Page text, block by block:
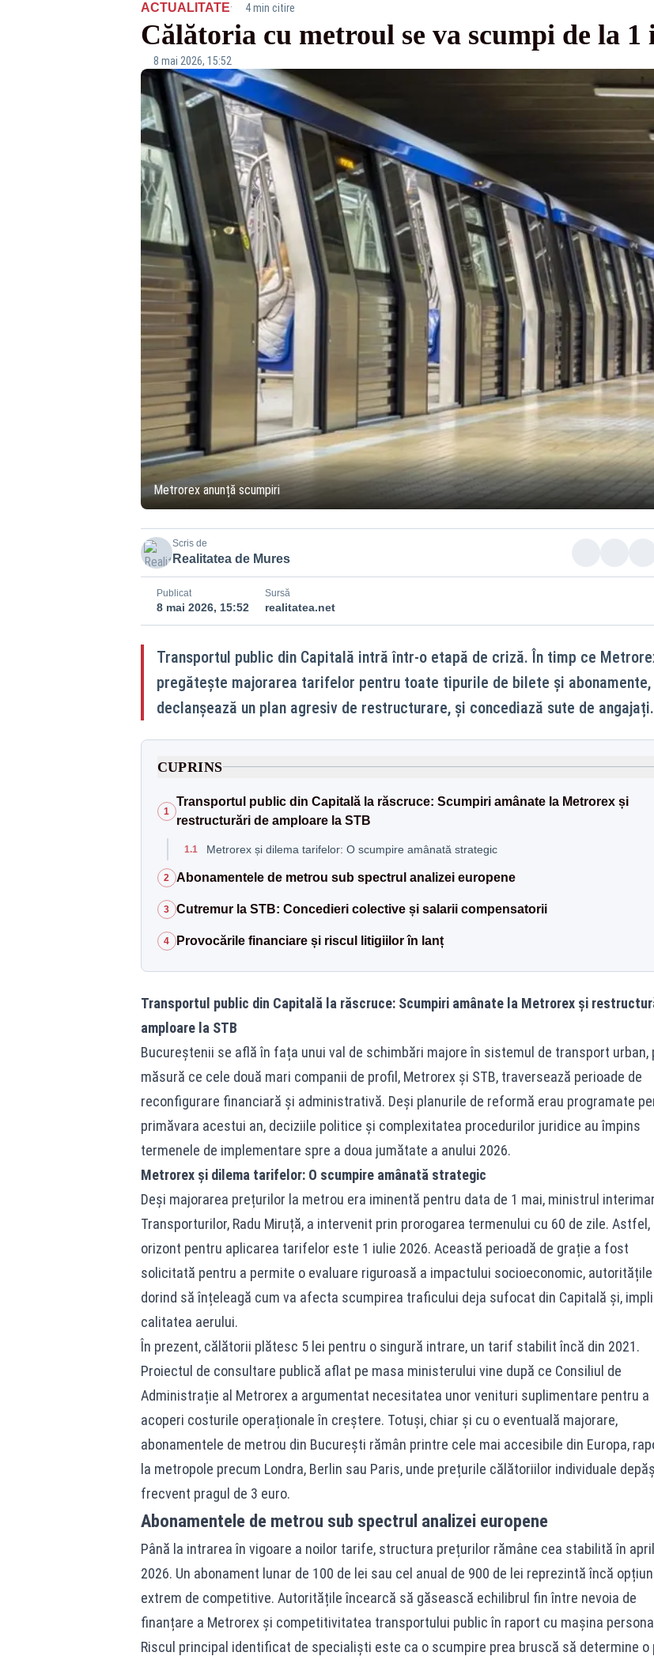
ACTUALITATE· 4 min citire
Călătoria cu metroul se va scumpi de la 1
8 mai 2026, 15:52
Metrorex anunță scumpiri
Scris de
Realitatea de Mures
Publicat
8 mai 2026, 15:52
Sursă
realitatea.net
Transportul public din Capitală intră într-o etapă de criză. În timp ce
pregătește majorarea tarifelor pentru toate tipurile de bilete și abonamente,
declanșează un plan agresiv de restructurare, și concediază sute de angajați.
CUPRINS
1
Transportul public din Capitală la răscruce: Scumpiri amânate la Metrorex și
restructurări de amploare la STB
1.1 Metrorex și dilema tarifelor: O scumpire amânată strategic
2 Abonamentele de metrou sub spectrul analizei europene
3 Cutremur la STB: Concedieri colective și salarii compensatorii
4 Provocările financiare și riscul litigiilor în lanț
Transportul public din Capitală la răscruce: Scumpiri amânate la Metrorex și
amploare la STB
Bucureștenii se află în fața unui val de schimbări majore în sistemul de transport urban,
măsură ce cele două mari companii de profil, Metrorex și STB, traversează perioade de
reconfigurare financiară și administrativă. Deși planurile de reformă erau programate
primăvara acestui an, deciziile politice și complexitatea procedurilor juridice au împins
termenele de implementare spre a doua jumătate a anului 2026.
Metrorex și dilema tarifelor: O scumpire amânată strategic
Deși majorarea prețurilor la metrou era iminentă pentru data de 1 mai, ministrul
Transporturilor, Radu Miruță, a intervenit prin prorogarea termenului cu 60 de zile. Astfel,
orizont pentru aplicarea tarifelor este 1 iulie 2026. Această perioadă de grație a fost
solicitată pentru a permite o evaluare riguroasă a impactului socioeconomic, autoritățile
dorind să înțeleagă cum va afecta scumpirea traficului deja sufocat din Capitală și,
calitatea aerului.
În prezent, călătorii plătesc 5 lei pentru o singură intrare, un tarif stabilit încă din 2021.
Proiectul de consultare publică aflat pe masa ministerului vine după ce Consiliul de
Administrație al Metrorex a argumentat necesitatea unor venituri suplimentare pentru a
acoperi costurile operaționale în creștere. Totuși, chiar și cu o eventuală majorare,
abonamentele de metrou din București rămân printre cele mai accesibile din Europa,
la metropole precum Londra, Berlin sau Paris, unde prețurile călătoriilor individuale
frecvent pragul de 3 euro.
Abonamentele de metrou sub spectrul analizei europene
Până la intrarea în vigoare a noilor tarife, structura prețurilor rămâne cea stabilită în
2026. Un abonament lunar de 100 de lei sau cel anual de 900 de lei reprezintă încă
extrem de competitive. Autoritățile încearcă să găsească echilibrul fin între nevoia de
finanțare a Metrorex și competitivitatea transportului public în raport cu mașina
Riscul principal identificat de specialiști este ca o scumpire prea bruscă să determine o